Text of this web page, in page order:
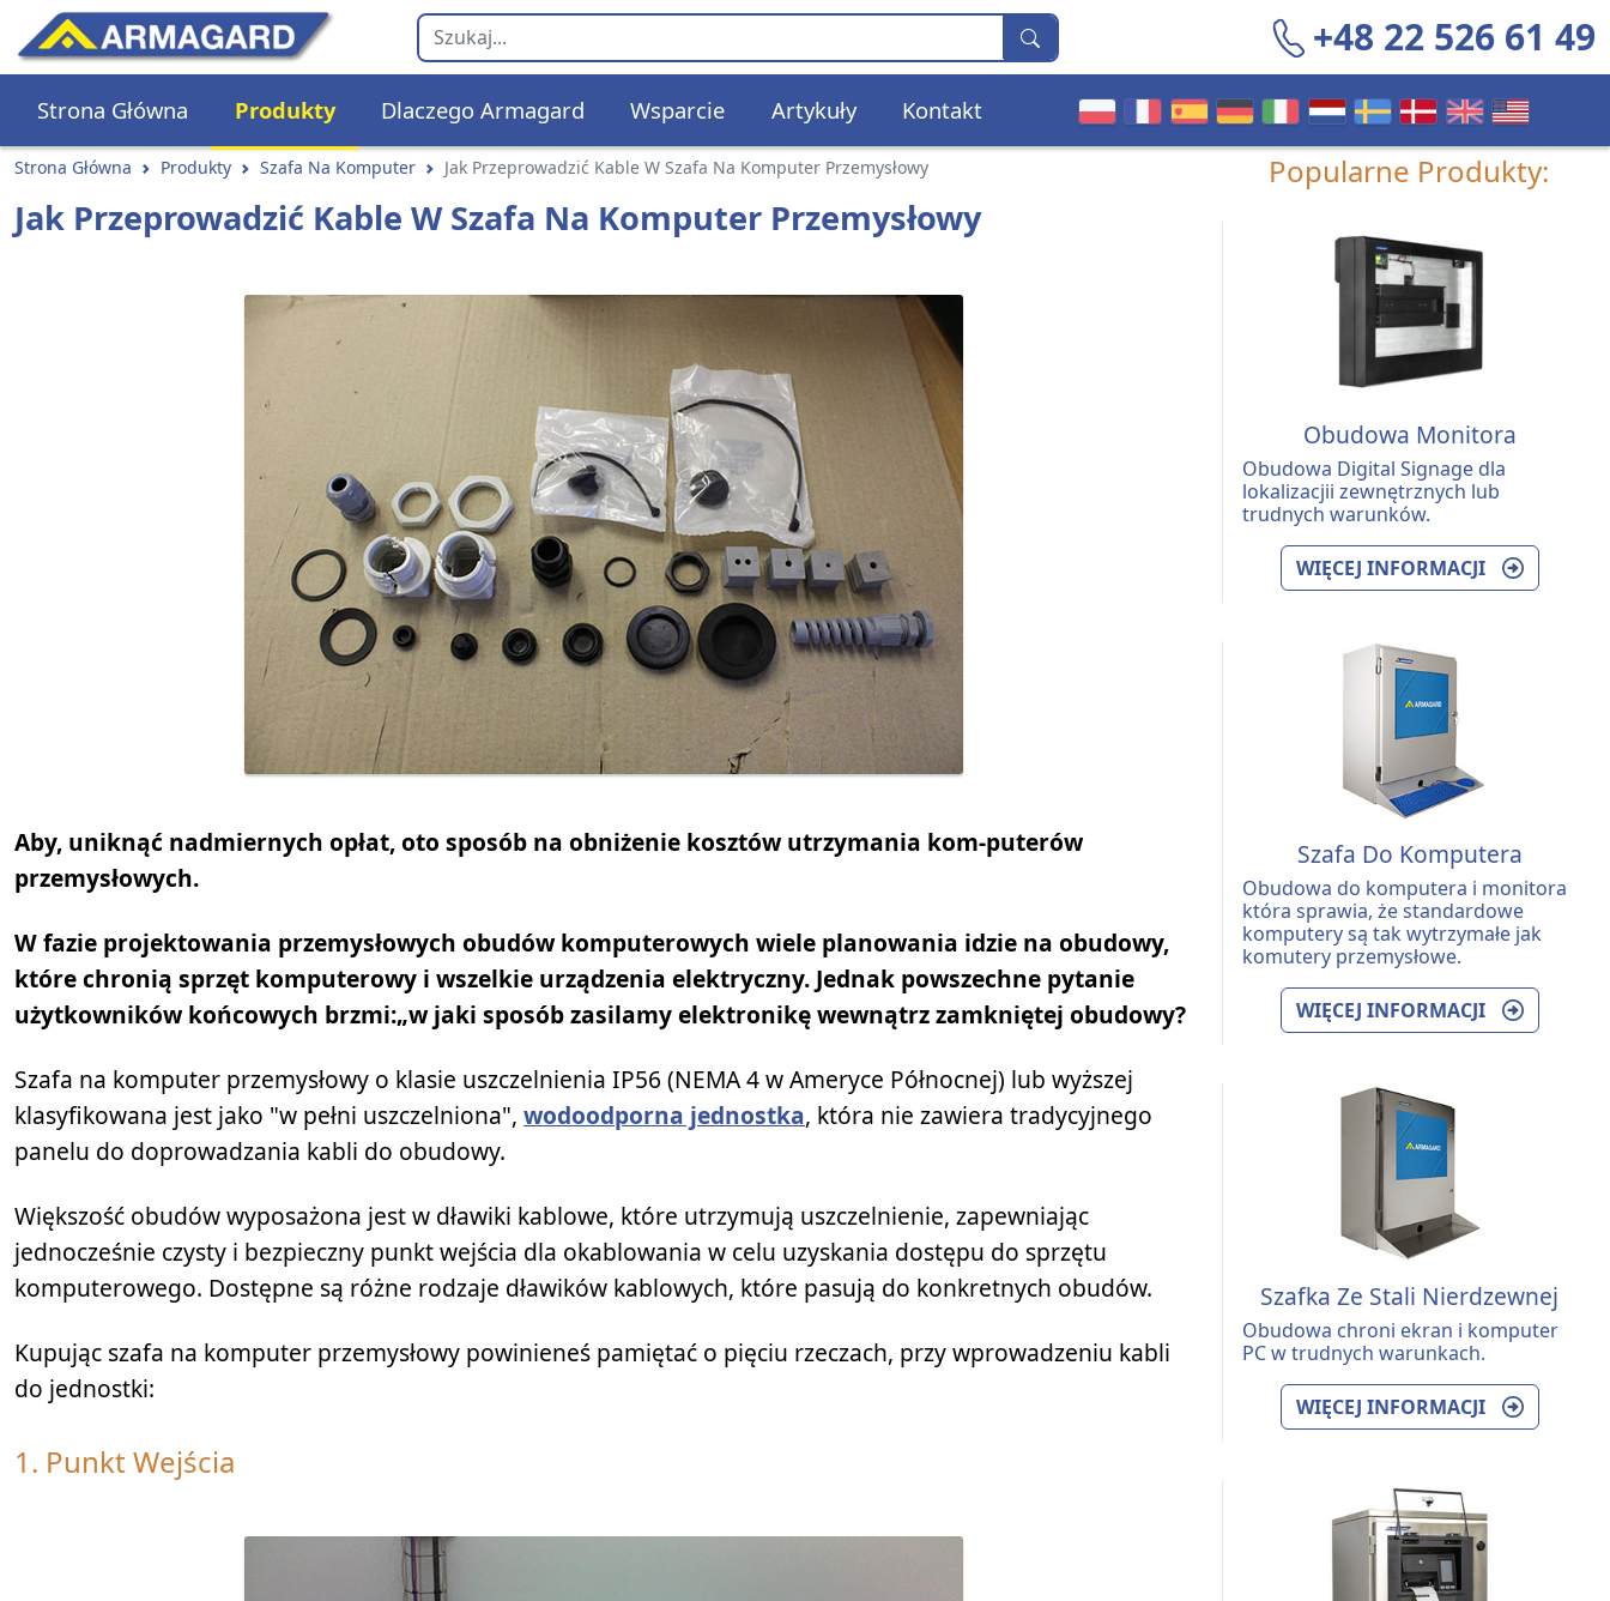
+48 22 526 61 49
Strona Główna Produkty Dlaczego Armagard Wsparcie Artykuły Kontakt
Strona Główna Produkty Szafa Na Komputer Jak Przeprowadzić Kable W Szafa Na Komputer Przemysłowy
Jak Przeprowadzić Kable W Szafa Na Komputer Przemysłowy
Aby, uniknąć nadmiernych opłat, oto sposób na obniżenie kosztów utrzymania kom-puterów
przemysłowych.
W fazie projektowania przemysłowych obudów komputerowych wiele planowania idzie na obudowy,
które chronią sprzęt komputerowy i wszelkie urządzenia elektryczny. Jednak powszechne pytanie
użytkowników końcowych brzmi:„w jaki sposób zasilamy elektronikę wewnątrz zamkniętej obudowy?
Szafa na komputer przemysłowy o klasie uszczelnienia IP56 (NEMA 4 w Ameryce Północnej) lub wyższej
klasyfikowana jest jako "w pełni uszczelniona", wodoodporna jednostka, która nie zawiera tradycyjnego
panelu do doprowadzania kabli do obudowy.
Większość obudów wyposażona jest w dławiki kablowe, które utrzymują uszczelnienie, zapewniając
jednocześnie czysty i bezpieczny punkt wejścia dla okablowania w celu uzyskania dostępu do sprzętu
komputerowego. Dostępne są różne rodzaje dławików kablowych, które pasują do konkretnych obudów.
Kupując szafa na komputer przemysłowy powinieneś pamiętać o pięciu rzeczach, przy wprowadzeniu kabli
do jednostki:
1. Punkt Wejścia
Popularne Produkty:
Obudowa Monitora
Obudowa Digital Signage dla
lokalizacjii zewnętrznych lub
trudnych warunków.
WIĘCEJ INFORMACJI
Szafa Do Komputera
Obudowa do komputera i monitora
która sprawia, że standardowe
komputery są tak wytrzymałe jak
komutery przemysłowe.
WIĘCEJ INFORMACJI
Szafka Ze Stali Nierdzewnej
Obudowa chroni ekran i komputer
PC w trudnych warunkach.
WIĘCEJ INFORMACJI